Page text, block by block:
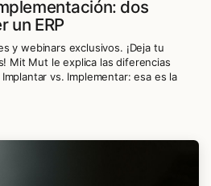
dos
un ERP
y webinars exclusivos. ¡Deja tu
Mit Mut le explica las diferencias
vs. Implementar: esa es la